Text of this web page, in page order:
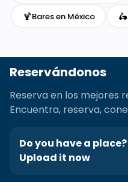
🍹Bares en México 🛵
Reservándonos
Reserva en los mejores
Encuentra, reserva,
Do you have a place?
Upload it now